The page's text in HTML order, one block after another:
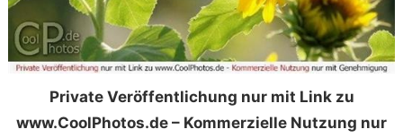
Private Veröffentlichung nur mit Link zu
www.CoolPhotos.de – Kommerzielle Nutzung nur